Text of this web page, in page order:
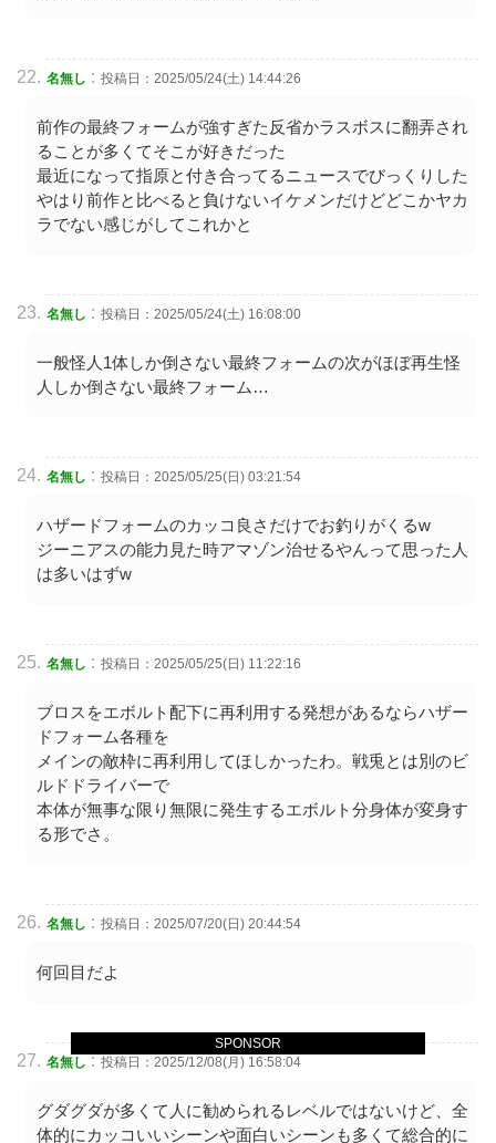
SPONSOR
名無し : 投稿日：2025/05/24(土) 14:44:26
前作の最終フォームが強すぎた反省かラスボスに翻弄され
ることが多くてそこが好きだった
最近になって指原と付き合ってるニュースでびっくりした
やはり前作と比べると負けないイケメンだけどどこかヤカ
ラでない感じがしてこれかと
名無し : 投稿日：2025/05/24(土) 16:08:00
一般怪人1体しか倒さない最終フォームの次がほぼ再生怪
人しか倒さない最終フォーム…
名無し : 投稿日：2025/05/25(日) 03:21:54
ハザードフォームのカッコ良さだけでお釣りがくるw
ジーニアスの能力見た時アマゾン治せるやんって思った人
は多いはずw
名無し : 投稿日：2025/05/25(日) 11:22:16
ブロスをエボルト配下に再利用する発想があるならハザー
ドフォーム各種を
メインの敵枠に再利用してほしかったわ。戦兎とは別のビ
ルドドライバーで
本体が無事な限り無限に発生するエボルト分身体が変身す
る形でさ。
名無し : 投稿日：2025/07/20(日) 20:44:54
何回目だよ
名無し: 投稿日：2025/12/08(月) 16:58:04
グダグダが多くて人に勧められるレベルではないけど、全
体的にカッコいいシーンや面白いシーンも多くて総合的に